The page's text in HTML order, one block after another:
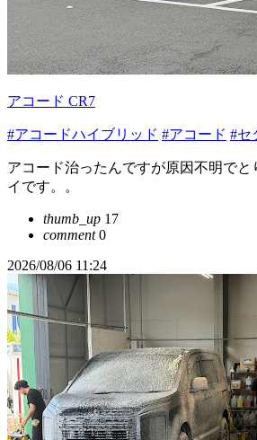
アコード CR7
#アコードハイブリッド #アコード #セ
アコード治ったんですが原因不明で
イです。。
thumb_up 17
comment0
2026/08/06 11:24